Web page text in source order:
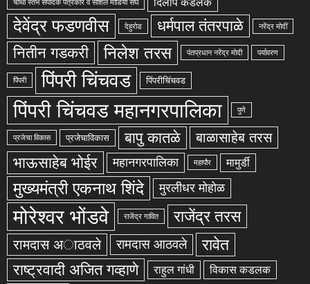
चौथा स्तंभ संपादक पत्रकार व सोशल मीडिया संघ
देवेंद्र फडणवीस देहुरोड धर्मपाल तंतरपाळे नरेंद्र मोदीं
नितीन गडकरी निलेश तरस पंतप्रधान नरेंद्र मोदी पर्यावरण
पिंपरी पिंपरी चिंचवड पिंपरीचिंचवड
पिंपरी चिंचवड महानगरपालिका पुणे
प्रजेचा विकास प्रजेचाविकास बापु कातळे बाळासाहेब तरस
भाऊसाहेब भोईर महानगरपालिका महापौर मामुर्डी
मुख्यमंत्री एकनाथ शिंदे मुरलीधर मोहोळ
मोरेश्वर भोंडवे राजेंद्र गावित राजेंद्र तरस
रामदास अाठवले रामदास आठवले रावेत
राष्ट्रवादी अजित गव्हाणे राहुल गांधी विकास कडलक